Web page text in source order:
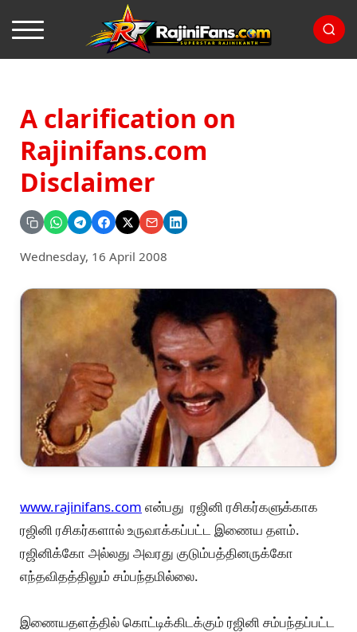
A clarification on
Rajinifans.com
Disclaimer
Wednesday, 16 April 2008
www.rajinifans.com என்பது ரஜினி ரசிகர்களுக்காக
ரஜினி ரசிகர்களால் உருவாக்கப்பட்ட இணைய தளம்.
ரஜினிக்கோ அல்லது அவரது குடும்பத்தினருக்கோ
எந்தவிதத்திலும் சம்பந்தமில்லை.
இணையதளத்தில் கொட்டிக்கிடக்கும் ரஜினி சம்பந்தப்பட்ட